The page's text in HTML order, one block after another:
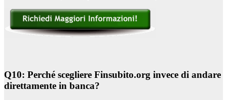
Q10: Perché scegliere Finsubito.org invece di andare
direttamente in banca?